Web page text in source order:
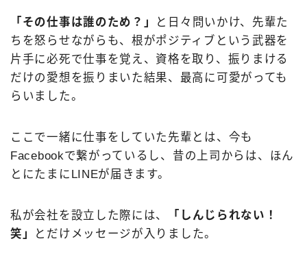
「その仕事は誰のため？」
と日々問いかけ、先輩た
ちを怒らせながらも、根がポジティブという武器を
片手に必死で仕事を覚え、資格を取り、振りまける
だけの愛想を振りまいた結果、最高に可愛がっても
らいました。
ここで一緒に仕事をしていた先輩とは、今も
Facebookで繋がっているし、昔の上司からは、ほん
とにたまにLINEが届きます。
私が会社を設立した際には、
「しんじられない！
笑」
とだけメッセージが入りました。